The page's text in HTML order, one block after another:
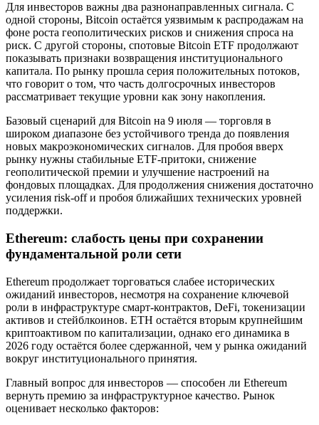
Для инвесторов важны два разнонаправленных сигнала. С
одной стороны, Bitcoin остаётся уязвимым к распродажам на
фоне роста геополитических рисков и снижения спроса на
риск. С другой стороны, спотовые Bitcoin ETF продолжают
показывать признаки возвращения институционального
капитала. По рынку прошла серия положительных потоков,
что говорит о том, что часть долгосрочных инвесторов
рассматривает текущие уровни как зону накопления.
Базовый сценарий для Bitcoin на 9 июля — торговля в
широком диапазоне без устойчивого тренда до появления
новых макроэкономических сигналов. Для пробоя вверх
рынку нужны стабильные ETF-притоки, снижение
геополитической премии и улучшение настроений на
фондовых площадках. Для продолжения снижения достаточно
усиления risk-off и пробоя ближайших технических уровней
поддержки.
Ethereum: слабость цены при сохранении
фундаментальной роли сети
Ethereum продолжает торговаться слабее исторических
ожиданий инвесторов, несмотря на сохранение ключевой
роли в инфраструктуре смарт-контрактов, DeFi, токенизации
активов и стейблкоинов. ETH остаётся вторым крупнейшим
криптоактивом по капитализации, однако его динамика в
2026 году остаётся более сдержанной, чем у рынка ожиданий
вокруг институционального принятия.
Главный вопрос для инвесторов — способен ли Ethereum
вернуть премию за инфраструктурное качество. Рынок
оценивает несколько факторов: